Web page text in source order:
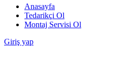
Anasayfa
Tedarikçi Ol
Montaj Servisi Ol
Giriş yap